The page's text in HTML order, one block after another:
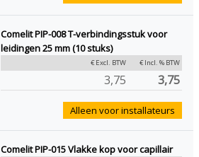
Comelit PIP-008 T-verbindingsstuk voor
leidingen 25 mm (10 stuks)
€ Excl. BTW € Incl. % BTW
3,75 3,75
Alleen voor installateurs
Comelit PIP-015 Vlakke kop voor capillair